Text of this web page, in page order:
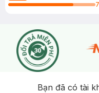
Bạn đã có tài